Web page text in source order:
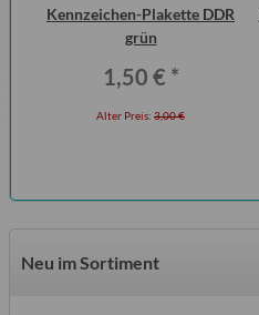
Kennzeichen-Plakette DDR
grün
1,50 € *
Alter Preis: 3,00 €
Neu im Sortiment